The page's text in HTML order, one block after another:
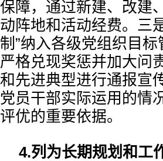
保障，通过新建、改建
动阵地和活动经费。三
制”纳入各级党组织目
严格兑现奖惩并加大问
和先进典型进行通报宣
党员干部实际运用的情
评优的重要依据。
4.列为长期规划和工